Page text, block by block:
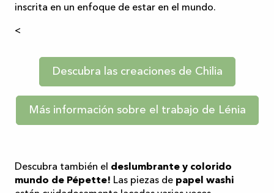
inscrita en un enfoque de estar en el mundo.
<
Descubra las creaciones de Chilia
Más información sobre el trabajo de Lénia
Descubra también el deslumbrante y colorido
mundo de Pépette! Las piezas de papel washi